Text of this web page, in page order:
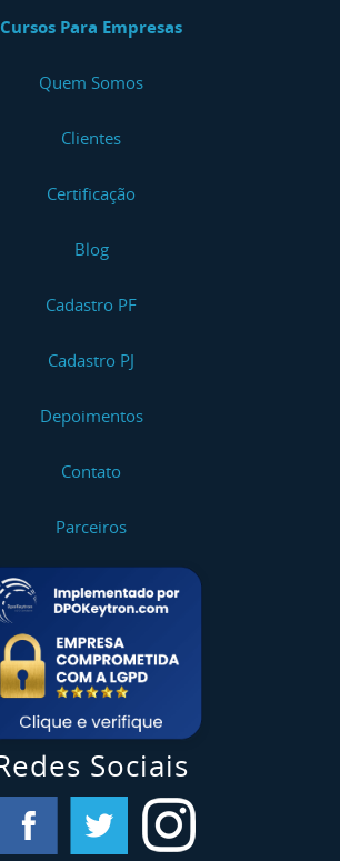
Cursos Para Empresas
Quem Somos
Clientes
Certificação
Blog
Cadastro PF
Cadastro PJ
Depoimentos
Contato
Parceiros
Sociais